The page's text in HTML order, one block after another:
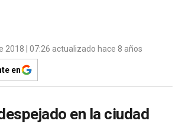
2018 | 07:26 actualizado hace 8 años
en
en la ciudad